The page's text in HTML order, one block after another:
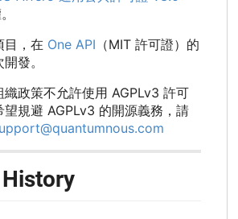
目，在 One API （MIT 許可證）的
發。
織政策不允許使用 AGPLv3 許可
望規避 AGPLv3 的開源義務，請